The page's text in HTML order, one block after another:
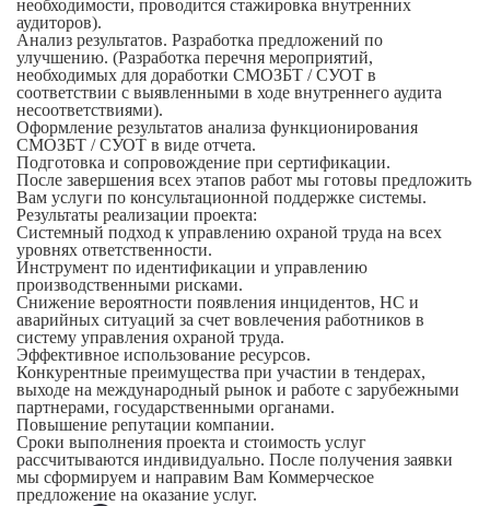
необходимости, проводится стажировка внутренних
аудиторов).
Анализ результатов. Разработка предложений по
улучшению. (Разработка перечня мероприятий,
необходимых для доработки СМОЗБТ / СУОТ в
соответствии с выявленными в ходе внутреннего аудита
несоответствиями).
Оформление результатов анализа функционирования
СМОЗБТ / СУОТ в виде отчета.
Подготовка и сопровождение при сертификации.
После завершения всех этапов работ мы готовы предложить
Вам услуги по консультационной поддержке системы.
Результаты реализации проекта:
Системный подход к управлению охраной труда на всех
уровнях ответственности.
Инструмент по идентификации и управлению
производственными рисками.
Снижение вероятности появления инцидентов, НС и
аварийных ситуаций за счет вовлечения работников в
систему управления охраной труда.
Эффективное использование ресурсов.
Конкурентные преимущества при участии в тендерах,
выходе на международный рынок и работе с зарубежными
партнерами, государственными органами.
Повышение репутации компании.
Сроки выполнения проекта и стоимость услуг
рассчитываются индивидуально. После получения заявки
мы сформируем и направим Вам Коммерческое
предложение на оказание услуг.